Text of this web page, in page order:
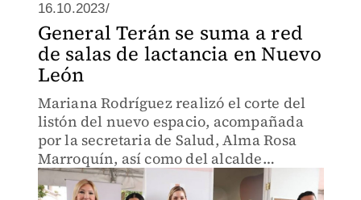
16.10.2023/
General Terán se suma a red
de salas de lactancia en Nuevo
León
Mariana Rodríguez realizó el corte del
listón del nuevo espacio, acompañada
por la secretaria de Salud, Alma Rosa
Marroquín, así como del alcalde
Jonathan Sánchez.